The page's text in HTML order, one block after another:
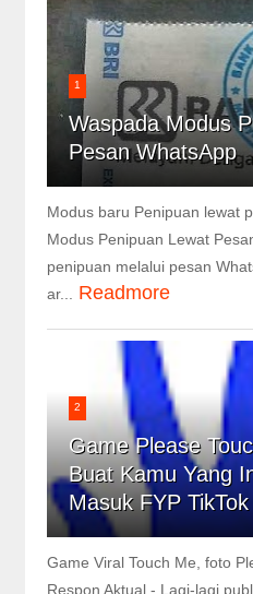
1
Waspada Modus
Pesan WhatsApp
Modus baru Penipuan lewat
Modus Penipuan Lewat
penipuan melalui pesan
ar...
Readmore
2
Game Please
Buat Kamu Yang
Masuk FYP TikTok
Game Viral Touch Me, foto
Respon Aktual - Lagi-lagi